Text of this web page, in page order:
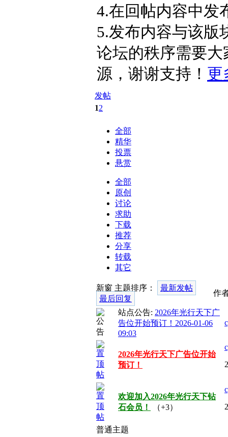
4.在回帖内容中发
5.发布内容与该版
论坛的秩序需要
源，谢谢支持！ 更
发帖
12
全部
精华
投票
悬赏
全部
原创
讨论
求助
下载
推荐
分享
转载
其它
新窗 主题排序：
最新发帖
最后回复
作
站点公告: 2026年光行天下广
告位开始预订！ 2026-01-06
09:03
2026年光行天下广告位开始
预订！
欢迎加入2026年光行天下钻
石会员！
（+3）
普通主题